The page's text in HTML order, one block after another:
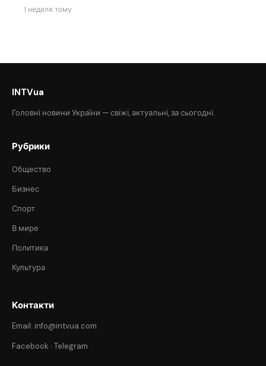
1 неделя тому
INTVua
Головні новини України — свіжі, актуальні, за сьогодні.
Рубрики
Общество
Бизнес
Спорт
В мире
Политика
Культура
Контакти
Email: info@intvua.com
Facebook · Telegram